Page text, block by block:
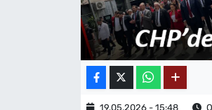
19.05.2026 - 15:48